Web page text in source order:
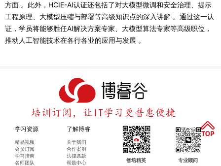
方面 。此外，HCIE-AI认证还包括了对大模型微调和安全治理、提示
工程原理、大模型压缩与部署等高级知识点的深入讲解 。通过这一认
证，学员将能够胜任AI解决方案专家、大模型算法专家等高级职位，
推动人工智能技术在各行各业的应用与发展 。
学习资源
精品视频
会员订阅
学习指南
名师团队
了解博睿
关于我们
合作案例
法律条款
帮助中心
智培精英 专业顾问